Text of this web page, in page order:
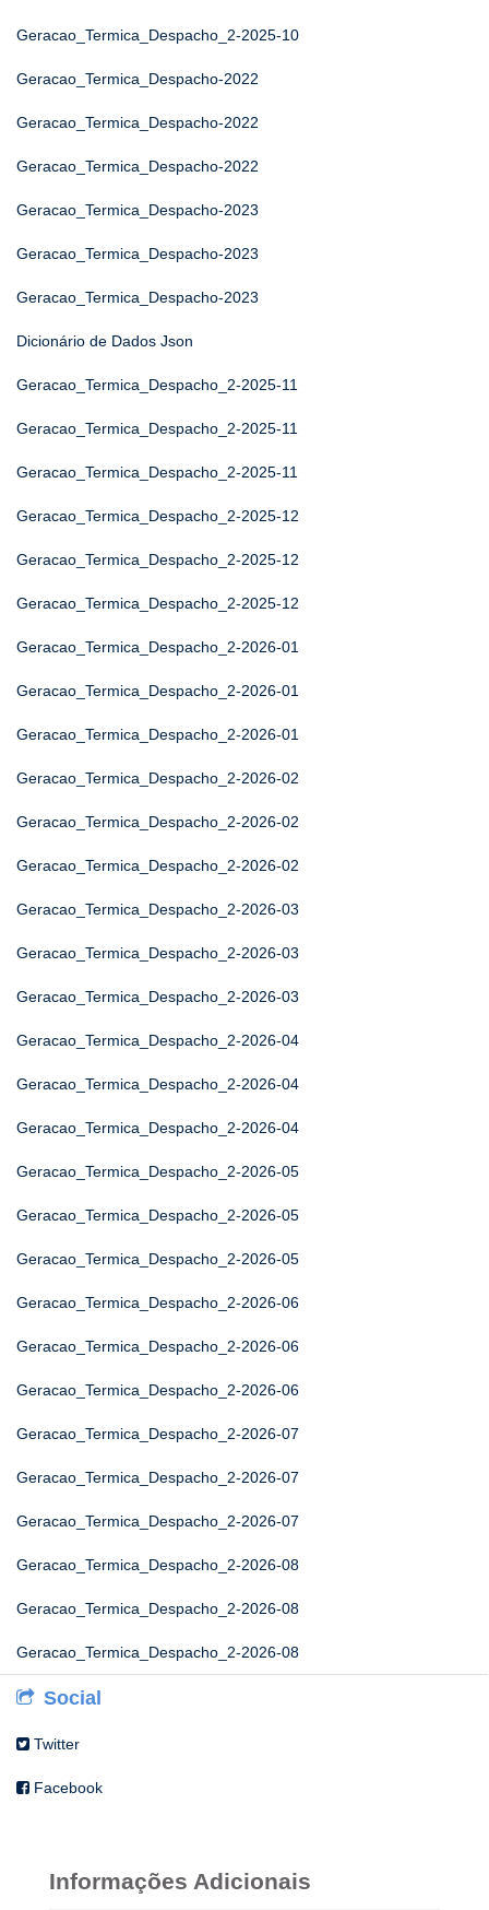
Geracao_Termica_Despacho_2-2025-10
Geracao_Termica_Despacho-2022
Geracao_Termica_Despacho-2022
Geracao_Termica_Despacho-2022
Geracao_Termica_Despacho-2023
Geracao_Termica_Despacho-2023
Geracao_Termica_Despacho-2023
Dicionário de Dados Json
Geracao_Termica_Despacho_2-2025-11
Geracao_Termica_Despacho_2-2025-11
Geracao_Termica_Despacho_2-2025-11
Geracao_Termica_Despacho_2-2025-12
Geracao_Termica_Despacho_2-2025-12
Geracao_Termica_Despacho_2-2025-12
Geracao_Termica_Despacho_2-2026-01
Geracao_Termica_Despacho_2-2026-01
Geracao_Termica_Despacho_2-2026-01
Geracao_Termica_Despacho_2-2026-02
Geracao_Termica_Despacho_2-2026-02
Geracao_Termica_Despacho_2-2026-02
Geracao_Termica_Despacho_2-2026-03
Geracao_Termica_Despacho_2-2026-03
Geracao_Termica_Despacho_2-2026-03
Geracao_Termica_Despacho_2-2026-04
Geracao_Termica_Despacho_2-2026-04
Geracao_Termica_Despacho_2-2026-04
Geracao_Termica_Despacho_2-2026-05
Geracao_Termica_Despacho_2-2026-05
Geracao_Termica_Despacho_2-2026-05
Geracao_Termica_Despacho_2-2026-06
Geracao_Termica_Despacho_2-2026-06
Geracao_Termica_Despacho_2-2026-06
Geracao_Termica_Despacho_2-2026-07
Geracao_Termica_Despacho_2-2026-07
Geracao_Termica_Despacho_2-2026-07
Geracao_Termica_Despacho_2-2026-08
Geracao_Termica_Despacho_2-2026-08
Geracao_Termica_Despacho_2-2026-08
Social
Twitter
Facebook
Informações Adicionais